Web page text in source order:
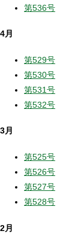
第536号
4月
第529号
第530号
第531号
第532号
3月
第525号
第526号
第527号
第528号
2月